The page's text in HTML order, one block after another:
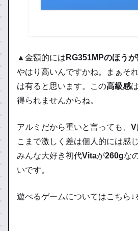
▲金額的には RG351MPのほう
やはり高いんですかね。まぁそ
は有ると思います。この高級感
得られませんからね。
アルミだから重いと言っても、 V
こまで激しく差は個人的には感
みんな大好き初代Vitaが260gな
いです。
遊べるゲームについてはこちら↓